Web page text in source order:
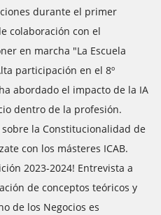
durante el primer
colaboración con el
en marcha "La Escuela
participación en el 8º
abordado el impacto de la IA
dentro de la profesión.
la Constitucionalidad de
con los másteres ICAB.
2023-2024! Entrevista a
de conceptos teóricos y
de los Negocios es